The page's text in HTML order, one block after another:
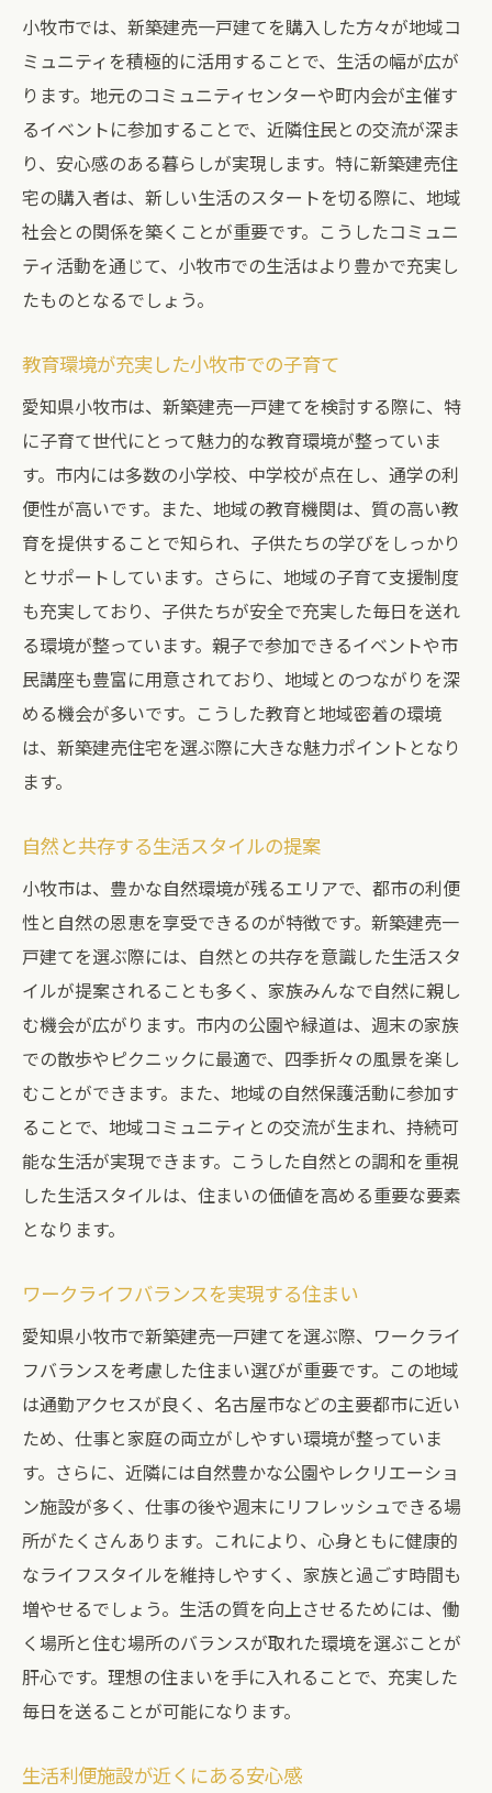
小牧市では、新築建売一戸建てを購入した方々が地域コ
ミュニティを積極的に活用することで、生活の幅が広が
ります。地元のコミュニティセンターや町内会が主催す
るイベントに参加することで、近隣住民との交流が深ま
り、安心感のある暮らしが実現します。特に新築建売住
宅の購入者は、新しい生活のスタートを切る際に、地域
社会との関係を築くことが重要です。こうしたコミュニ
ティ活動を通じて、小牧市での生活はより豊かで充実し
たものとなるでしょう。
教育環境が充実した小牧市での子育て
愛知県小牧市は、新築建売一戸建てを検討する際に、特
に子育て世代にとって魅力的な教育環境が整っていま
す。市内には多数の小学校、中学校が点在し、通学の利
便性が高いです。また、地域の教育機関は、質の高い教
育を提供することで知られ、子供たちの学びをしっかり
とサポートしています。さらに、地域の子育て支援制度
も充実しており、子供たちが安全で充実した毎日を送れ
る環境が整っています。親子で参加できるイベントや市
民講座も豊富に用意されており、地域とのつながりを深
める機会が多いです。こうした教育と地域密着の環境
は、新築建売住宅を選ぶ際に大きな魅力ポイントとなり
ます。
自然と共存する生活スタイルの提案
小牧市は、豊かな自然環境が残るエリアで、都市の利便
性と自然の恩恵を享受できるのが特徴です。新築建売一
戸建てを選ぶ際には、自然との共存を意識した生活スタ
イルが提案されることも多く、家族みんなで自然に親し
む機会が広がります。市内の公園や緑道は、週末の家族
での散歩やピクニックに最適で、四季折々の風景を楽し
むことができます。また、地域の自然保護活動に参加す
ることで、地域コミュニティとの交流が生まれ、持続可
能な生活が実現できます。こうした自然との調和を重視
した生活スタイルは、住まいの価値を高める重要な要素
となります。
ワークライフバランスを実現する住まい
愛知県小牧市で新築建売一戸建てを選ぶ際、ワークライ
フバランスを考慮した住まい選びが重要です。この地域
は通勤アクセスが良く、名古屋市などの主要都市に近い
ため、仕事と家庭の両立がしやすい環境が整っていま
す。さらに、近隣には自然豊かな公園やレクリエーショ
ン施設が多く、仕事の後や週末にリフレッシュできる場
所がたくさんあります。これにより、心身ともに健康的
なライフスタイルを維持しやすく、家族と過ごす時間も
増やせるでしょう。生活の質を向上させるためには、働
く場所と住む場所のバランスが取れた環境を選ぶことが
肝心です。理想の住まいを手に入れることで、充実した
毎日を送ることが可能になります。
生活利便施設が近くにある安心感